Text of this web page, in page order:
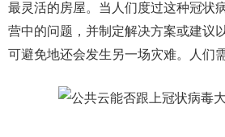
最灵活的房屋。当人们度过这种冠状
营中的问题，并制定解决方案或建议
可避免地还会发生另一场灾难。人们